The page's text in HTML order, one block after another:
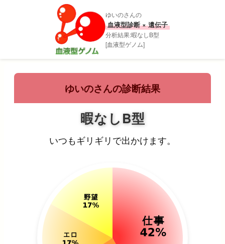
ゆいのさんの
血液型診断 × 遺伝子
分析結果:暇なしB型
[血液型ゲノム]
ゆいのさんの診断結果
暇なしB型
いつもギリギリで出かけます。